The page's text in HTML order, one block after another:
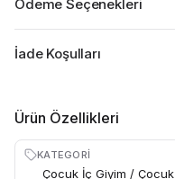
Ödeme Seçenekleri
İade Koşulları
Ürün Özellikleri
KATEGORI
Çocuk İç Giyim / Çocuk